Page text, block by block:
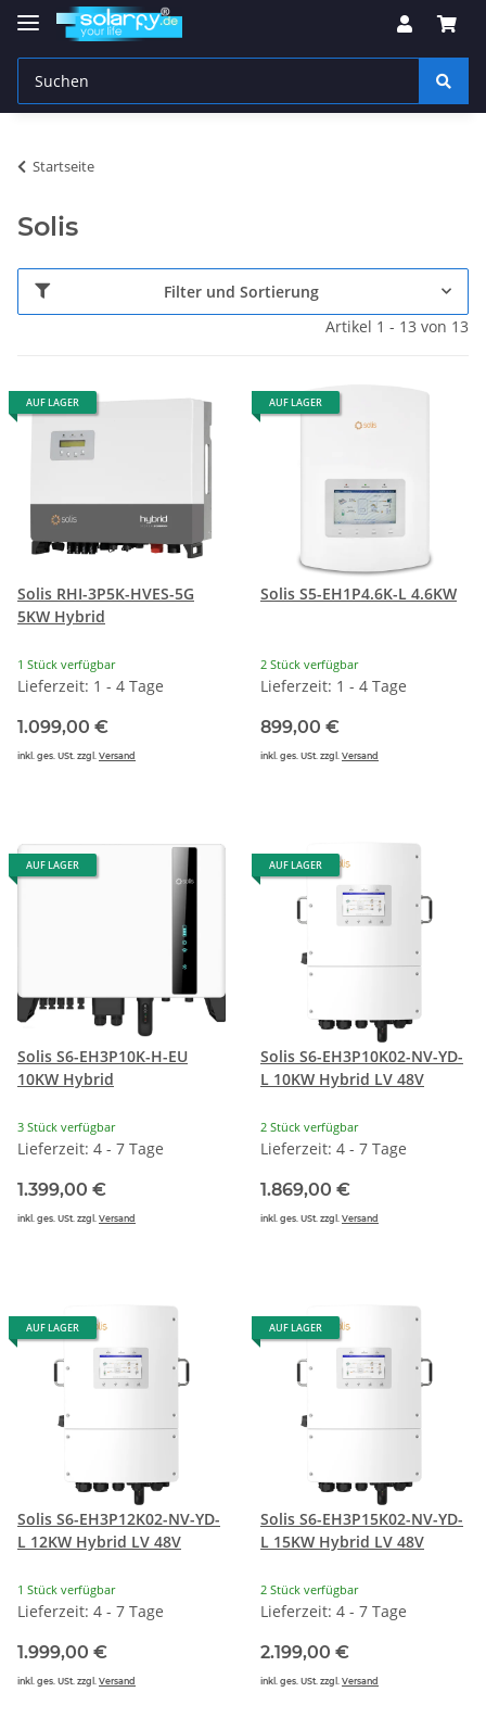
Startseite
Solis
Filter und Sortierung
Artikel 1 - 13 von 13
AUF LAGER
Solis RHI-3P5K-HVES-5G
5KW Hybrid
1 Stück verfügbar
Lieferzeit: 1 - 4 Tage
1.099,00 €
inkl. ges. USt. zzgl. Versand
AUF LAGER
Solis S5-EH1P4.6K-L 4.6KW
2 Stück verfügbar
Lieferzeit: 1 - 4 Tage
899,00 €
inkl. ges. USt. zzgl. Versand
AUF LAGER
Solis S6-EH3P10K-H-EU
10KW Hybrid
3 Stück verfügbar
Lieferzeit: 4 - 7 Tage
1.399,00 €
inkl. ges. USt. zzgl. Versand
AUF LAGER
Solis S6-EH3P10K02-NV-YD-
L 10KW Hybrid LV 48V
2 Stück verfügbar
Lieferzeit: 4 - 7 Tage
1.869,00 €
inkl. ges. USt. zzgl. Versand
AUF LAGER
Solis S6-EH3P12K02-NV-YD-
L 12KW Hybrid LV 48V
1 Stück verfügbar
Lieferzeit: 4 - 7 Tage
1.999,00 €
inkl. ges. USt. zzgl. Versand
AUF LAGER
Solis S6-EH3P15K02-NV-YD-
L 15KW Hybrid LV 48V
2 Stück verfügbar
Lieferzeit: 4 - 7 Tage
2.199,00 €
inkl. ges. USt. zzgl. Versand